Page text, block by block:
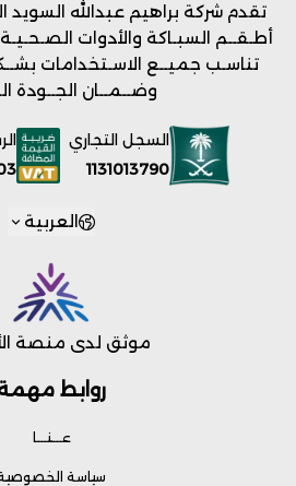
روابط
عـــنـــا
سياسة
تقدم شركة براهيم عبدالله السويد
أطـقــم السبـاكة والأدوات الصـحـيـة
تناسـب جميــع الاسـتخدامات
وضــمــان الجــودة
السجل التجاري
1131013790
العربية
موثق لدى منصة